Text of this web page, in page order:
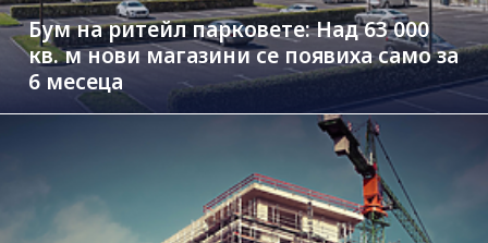
Бум на ритейл парковете: Над 63 000
кв. м нови магазини се появиха само за
6 месеца